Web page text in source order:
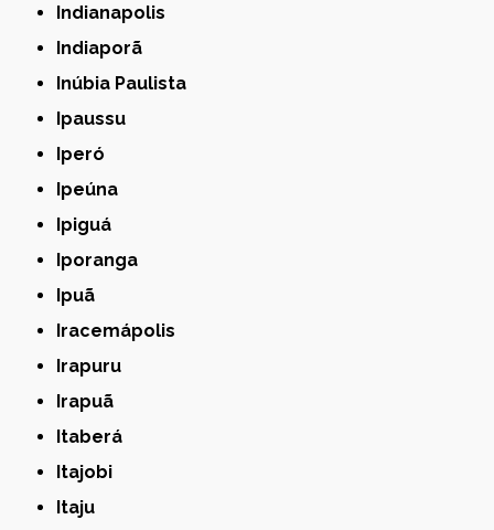
Indianapolis
Indiaporã
Inúbia Paulista
Ipaussu
Iperó
Ipeúna
Ipiguá
Iporanga
Ipuã
Iracemápolis
Irapuru
Irapuã
Itaberá
Itajobi
Itaju